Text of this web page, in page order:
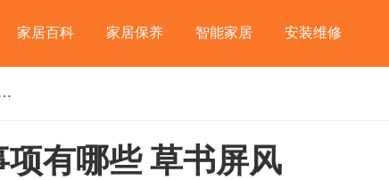
家居百科 家居保养 智能家居 安装维修
装注意事项有哪些 草书屏风
有哪些 草书屏风